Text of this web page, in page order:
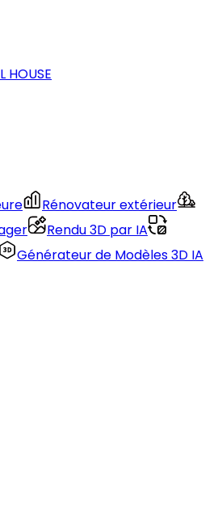
HOUSE
Rénovateur extérieur
Rendu 3D par IA
Générateur de Modèles 3D IA